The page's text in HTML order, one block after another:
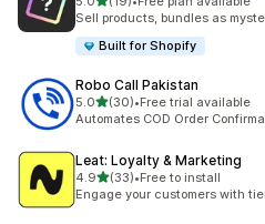
총 리뷰 19개
Sell products, bundles as
Built for Shopify
Robo Call Pakistan
5.0별 5개 중
(30)
총 리뷰 30개
•Free trial available
Automates COD Order
Leat: Loyalty & Marketing
4.9별 5개 중
(33)
총 리뷰 33개
•Free to install
Engage your customers with